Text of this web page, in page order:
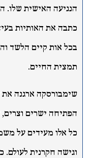
הנגיעה האישית שלו.
כתבה את האותיות
בכל אות קיים הלשד
תמצית החיים.
שימבורסקה ארגנה את
הפתיחה ישרים
כל אלו מעידים על
וגישה חקרנית לעולם.